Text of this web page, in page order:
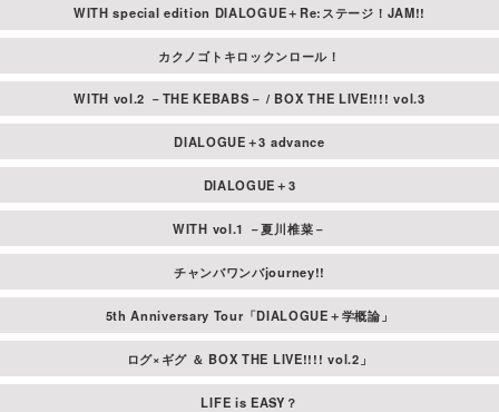
WITH special edition DIALOGUE＋Re:ステージ！JAM!!
カクノゴトキロックンロール！
WITH vol.2 －THE KEBABS－ / BOX THE LIVE!!!! vol.3
DIALOGUE＋3 advance
DIALOGUE＋3
WITH vol.1 －夏川椎菜－
チャンバワンバjourney!!
5th Anniversary Tour「DIALOGUE＋学概論」
ログ×ギグ ＆ BOX THE LIVE!!!! vol.2」
LIFE is EASY？